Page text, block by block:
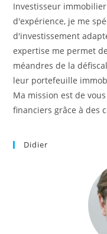
Investisseur
d'expérience, je me
d'investissement
expertise me permet
méandres de la
leur portefeuille
Ma mission est de
financiers grâce à des
Didier